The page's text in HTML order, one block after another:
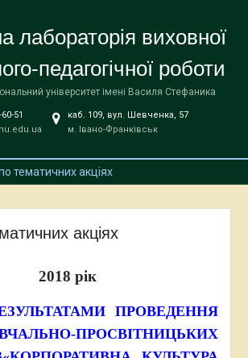
лабораторія виховної
педагогічної роботи
університет імені Василя Стефаника
51
каб. 109, вул. Шевченка, 57
м. Івано-Франківськ
тематичних акціях
акціях
2018 рік
ПРОВЕДЕННЯ
ПРОСВІТНИЦЬКИХ